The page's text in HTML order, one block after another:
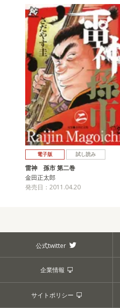
電子版 試し読み
雷神 孫市 第二巻
金田正太郎
発売日：2011.04.20
公式twitter
企業情報
サイトポリシー